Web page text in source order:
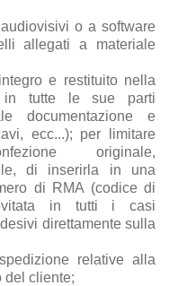
o a software
allegati a materiale
e restituito nella
in tutte le sue parti
documentazione e
ecc...); per limitare
originale,
di inserirla in una
di RMA (codice di
in tutti i casi
direttamente sulla
relative alla
del cliente;